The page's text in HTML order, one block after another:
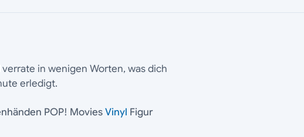
in wenigen Worten, was dich
erledigt.
POP! MoviesVinyl Figur